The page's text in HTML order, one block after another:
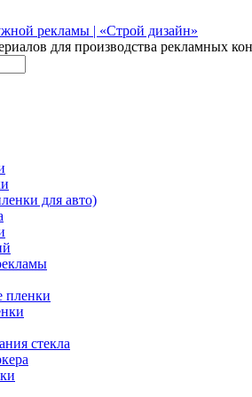
для производства рекламных
для авто)
пленки
стекла